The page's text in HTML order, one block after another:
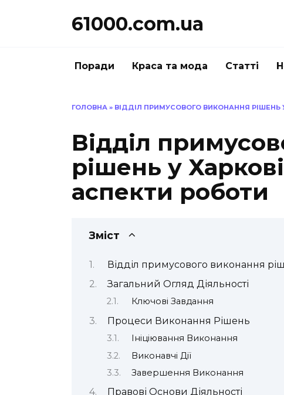
61000.com.ua
Поради Краса та мода Статті
ГОЛОВНА » ВІДДІЛ ПРИМУСОВОГО ВИКОНАННЯ РІШЕНЬ
Відділ
рішень у
аспекти роботи
Зміст
Відділ примусового виконання
Загальний Огляд Діяльності
Ключові Завдання
Процеси Виконання Рішень
Ініціювання Виконання
Виконавчі Дії
Завершення Виконання
Правові Основи Діяльності